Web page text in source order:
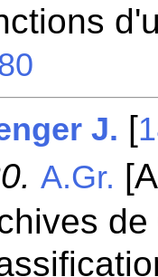
J. [
A.Gr.